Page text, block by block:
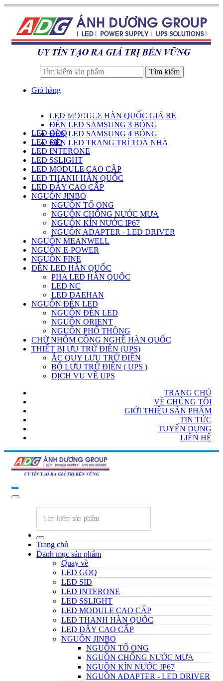
Tìm kiếm
Giỏ hàng
LED MODULE HÀN QUỐC GIÁ RẺ
ĐÈN LED SAMSUNG 3 BÓNG
ĐÈN LED SAMSUNG 4 BÓNG
ĐÈN LED TRANG TRÍ TOÀ NHÀ
DANH SÁCH SẢN PHẨM
LED GOQ
LED SID
LED INTERONE
LED SSLIGHT
LED MODULE CAO CẤP
LED THANH HÀN QUỐC
LED DÂY CAO CẤP
NGUỒN JINBO
NGUỒN TỔ ONG
NGUỒN CHỐNG NƯỚC MƯA
NGUỒN KÍN NƯỚC IP67
NGUỒN ADAPTER - LED DRIVER
NGUỒN MEANWELL
NGUỒN E-POWER
NGUỒN FINE
ĐÈN LED HÀN QUỐC
PHA LED HÀN QUỐC
LED NC
LED DAEHAN
NGUỒN ĐÈN LED
NGUỒN ĐÈN LED
NGUỒN ORIENT
NGUỒN PHỔ THÔNG
CHỮ NHÔM CÔNG NGHỆ HÀN QUỐC
THIẾT BỊ ƯU TRỮ ĐIỆN (UPS)
ẮC QUY LƯU TRỮ ĐIỆN
BỘ LƯU TRỮ ĐIỆN ( UPS )
DỊCH VỤ VỀ UPS
TRANG CHỦ
VỀ CHÚNG TÔI
GIỚI THIỆU SẢN PHẨM
TIN TỨC
TUYỂN DỤNG
LIÊN HỆ
Trang chủ
Danh mục sản phẩm
Quay về
LED GOQ
LED SID
LED INTERONE
LED SSLIGHT
LED MODULE CAO CẤP
LED THANH HÀN QUỐC
LED DÂY CAO CẤP
NGUỒN JINBO
NGUỒN TỔ ONG
NGUỒN CHỐNG NƯỚC MƯA
NGUỒN KÍN NƯỚC IP67
NGUỒN ADAPTER - LED DRIVER